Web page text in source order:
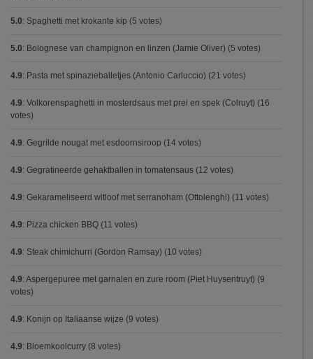
5.0: Spaghetti met krokante kip (5 votes)
5.0: Bolognese van champignon en linzen (Jamie Oliver) (5 votes)
4.9: Pasta met spinazieballetjes (Antonio Carluccio) (21 votes)
4.9: Volkorenspaghetti in mosterdsaus met prei en spek (Colruyt) (16
votes)
4.9: Gegrilde nougat met esdoornsiroop (14 votes)
4.9: Gegratineerde gehaktballen in tomatensaus (12 votes)
4.9: Gekarameliseerd witloof met serranoham (Ottolenghi) (11 votes)
4.9: Pizza chicken BBQ (11 votes)
4.9: Steak chimichurri (Gordon Ramsay) (10 votes)
4.9: Aspergepuree met garnalen en zure room (Piet Huysentruyt) (9
votes)
4.9: Konijn op Italiaanse wijze (9 votes)
4.9: Bloemkoolcurry (8 votes)